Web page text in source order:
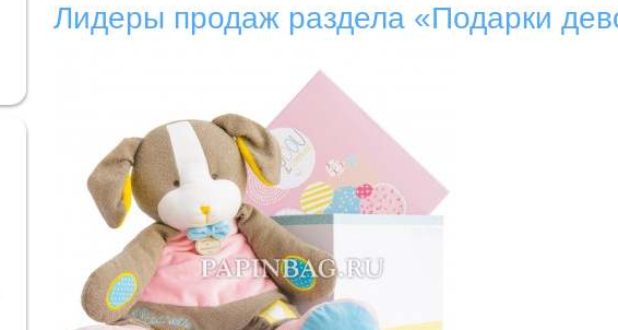
Лидеры продаж раздела «Подарки